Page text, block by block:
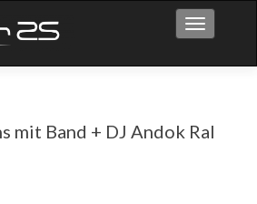
Toggle
mit Band + DJ Andok Ral